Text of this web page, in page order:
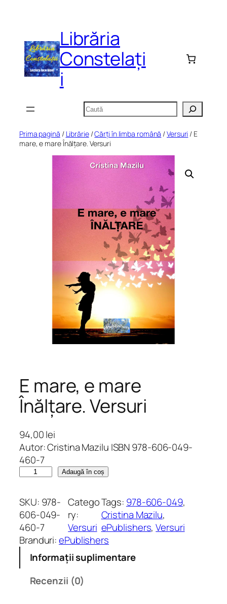
Librăria
Constelați
i
Caută
Prima pagină / Librărie/Cărți în limba română /Versuri / E
mare, e mare Înălțare. Versuri
E mare, e mare
Înălțare. Versuri
94,00lei
Autor: Cristina Mazilu ISBN 978-606-049-
460-7
n
t
t
a
Adaugă în coș
SKU: 978-
606-049-
460-7
Catego
ry:
Versuri
Tags: 978-606-049
Cristina Mazilu
ePublishers, Versuri
Branduri:ePublishers
Informații suplimentare
Recenzii (0)